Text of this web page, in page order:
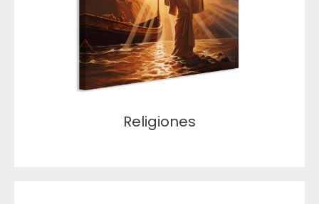
Religiones